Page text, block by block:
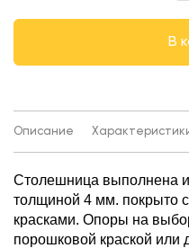
В
Описание
Столешница выполнена
толщиной 4 мм. покрыто
красками. Опоры на
порошковой краской или